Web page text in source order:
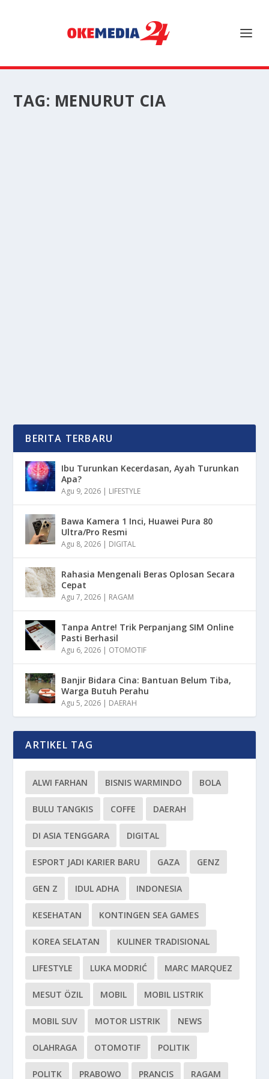
TAG: MENURUT CIA
BERITA TERBARU
Ibu Turunkan Kecerdasan, Ayah Turunkan
Apa?
Agu 9, 2026 | LIFESTYLE
Bawa Kamera 1 Inci, Huawei Pura 80
Ultra/Pro Resmi
Agu 8, 2026 | DIGITAL
Rahasia Mengenali Beras Oplosan Secara
Cepat
Agu 7, 2026 | RAGAM
Tanpa Antre! Trik Perpanjang SIM Online
Pasti Berhasil
Agu 6, 2026 | OTOMOTIF
Banjir Bidara Cina: Bantuan Belum Tiba,
Warga Butuh Perahu
Agu 5, 2026 | DAERAH
ARTIKEL TAG
ALWI FARHAN BISNIS WARMINDO BOLA
BULU TANGKIS COFFE DAERAH
DI ASIA TENGGARA DIGITAL
ESPORT JADI KARIER BARU GAZA GENZ
GEN Z IDUL ADHA INDONESIA
KESEHATAN KONTINGEN SEA GAMES
KOREA SELATAN KULINER TRADISIONAL
LIFESTYLE LUKA MODRIĆ MARC MARQUEZ
MESUT ÖZIL MOBIL MOBIL LISTRIK
MOBIL SUV MOTOR LISTRIK NEWS
OLAHRAGA OTOMOTIF POLITIK
POLITK PRABOWO PRANCIS RAGAM